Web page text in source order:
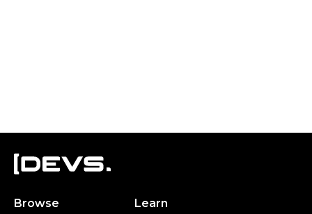
Browse
Learn